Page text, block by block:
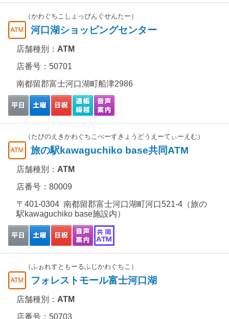
（かわぐちこしょっぴんぐせんたー）
河口湖ショッピングセンター
店舗種別： ATM
店番号：50701
南都留郡富士河口湖町船津2986
（たびのえきかわぐちこべーすきょうどうえーてぃーえむ）
旅の駅kawaguchiko base共同ATM
店舗種別： ATM
店番号：80009
〒401-0304 南都留郡富士河口湖町河口521-4（旅の
駅kawaguchiko base施設内）
（ふぉれすともーるふじかわぐちこ）
フォレストモール富士河口湖
店舗種別： ATM
店番号：50703